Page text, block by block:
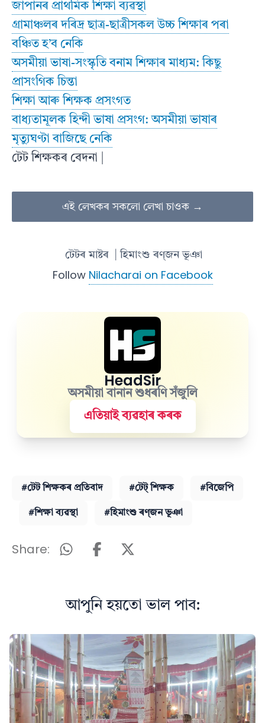
জাপানৰ প্রাথমিক শিক্ষা ব্যৱস্থা
গ্ৰামাঞ্চলৰ দৰিদ্ৰ ছাত্ৰ-ছাত্ৰীসকল উচ্চ শিক্ষাৰ পৰা
বঞ্চিত হ’ব নেকি
অসমীয়া ভাষা-সংস্কৃতি বনাম শিক্ষাৰ মাধ্যম: কিছু
প্ৰাসংগিক চিন্তা
শিক্ষা আৰু শিক্ষক প্ৰসংগত
বাধ্যতামূলক হিন্দী ভাষা প্ৰসংগ: অসমীয়া ভাষাৰ
মৃত্যুঘণ্টা বাজিছে নেকি
টেট শিক্ষকৰ বেদনা |
এই লেখকৰ সকলো লেখা চাওক →
টেটৰ মাষ্টৰ | হিমাংশু ৰণ্‌জন ভূঞা
Follow Nilacharai on Facebook
HeadSir
অসমীয়া বানান শুধৰণি সঁজুলি
এতিয়াই ব্যৱহাৰ কৰক
#টেট শিক্ষকৰ প্ৰতিবাদ #টেট্ শিক্ষক #বিজেপি
#শিক্ষা ব্যৱস্থা #হিমাংশু ৰণ্‌জন ভূঞা
Share:
আপুনি হয়তো ভাল পাব: